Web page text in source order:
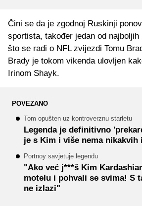
Čini se da je zgodnoj Ruskinji
sportista, također jedan od
što se radi o NFL zvijezdi Tomu
Brady je tokom vikenda ulovljen
Irinom Shayk.
POVEZANO
Tom opušten uz kontroverznu starletu
Legenda je definitivno
je s Kim i više nema nikakvih
Portnoy savjetuje legendu
"Ako već j***š Kim
motelu i pohvali se svima! S
ne izlazi"